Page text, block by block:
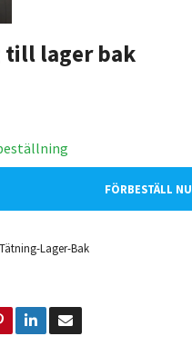
till lager bak
FÖRBESTÄLL NU
Tätning-Lager-Bak